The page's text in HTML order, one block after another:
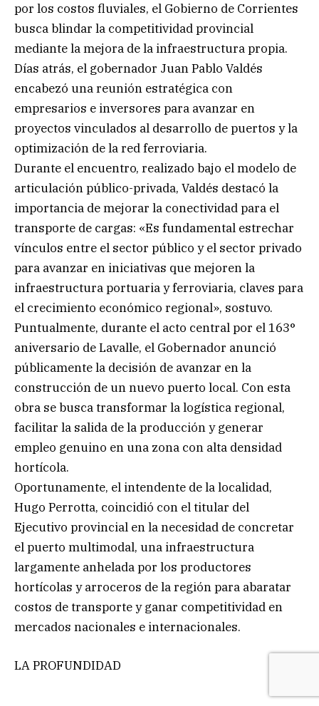
por los costos fluviales, el Gobierno de Corrientes
busca blindar la competitividad provincial
mediante la mejora de la infraestructura propia.
Días atrás, el gobernador Juan Pablo Valdés
encabezó una reunión estratégica con
empresarios e inversores para avanzar en
proyectos vinculados al desarrollo de puertos y la
optimización de la red ferroviaria.
Durante el encuentro, realizado bajo el modelo de
articulación público-privada, Valdés destacó la
importancia de mejorar la conectividad para el
transporte de cargas: «Es fundamental estrechar
vínculos entre el sector público y el sector privado
para avanzar en iniciativas que mejoren la
infraestructura portuaria y ferroviaria, claves para
el crecimiento económico regional», sostuvo.
Puntualmente, durante el acto central por el 163°
aniversario de Lavalle, el Gobernador anunció
públicamente la decisión de avanzar en la
construcción de un nuevo puerto local. Con esta
obra se busca transformar la logística regional,
facilitar la salida de la producción y generar
empleo genuino en una zona con alta densidad
hortícola.
Oportunamente, el intendente de la localidad,
Hugo Perrotta, coincidió con el titular del
Ejecutivo provincial en la necesidad de concretar
el puerto multimodal, una infraestructura
largamente anhelada por los productores
hortícolas y arroceros de la región para abaratar
costos de transporte y ganar competitividad en
mercados nacionales e internacionales.
LA PROFUNDIDAD